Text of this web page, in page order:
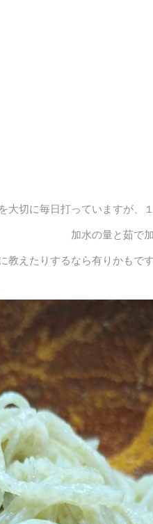
大切に毎日打っていますが、
単 加水の量と茹で加減
に教えたりするなら有りか